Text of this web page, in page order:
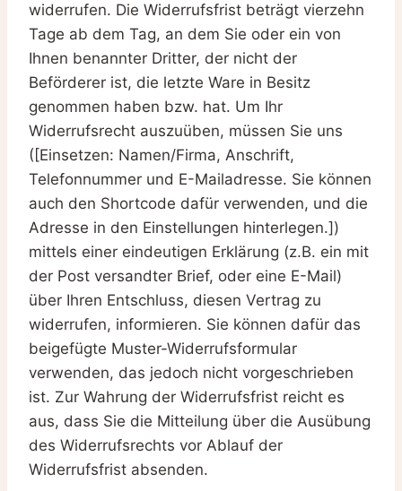
widerrufen. Die Widerrufsfrist beträgt vierzehn
Tage ab dem Tag, an dem Sie oder ein von
Ihnen benannter Dritter, der nicht der
Beförderer ist, die letzte Ware in Besitz
genommen haben bzw. hat. Um Ihr
Widerrufsrecht auszuüben, müssen Sie uns
([Einsetzen: Namen/Firma, Anschrift,
Telefonnummer und E-Mailadresse. Sie können
auch den Shortcode dafür verwenden, und die
Adresse in den Einstellungen hinterlegen.])
mittels einer eindeutigen Erklärung (z.B. ein mit
der Post versandter Brief, oder eine E-Mail)
über Ihren Entschluss, diesen Vertrag zu
widerrufen, informieren. Sie können dafür das
beigefügte Muster-Widerrufsformular
verwenden, das jedoch nicht vorgeschrieben
ist. Zur Wahrung der Widerrufsfrist reicht es
aus, dass Sie die Mitteilung über die Ausübung
des Widerrufsrechts vor Ablauf der
Widerrufsfrist absenden.